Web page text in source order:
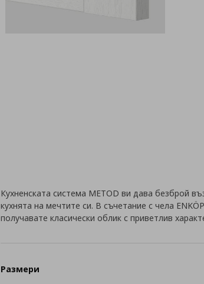
Кухненската система METOD ви дава безброй
кухнята на мечтите си. В съчетание с чела
получавате класически облик с приветлив
Размери